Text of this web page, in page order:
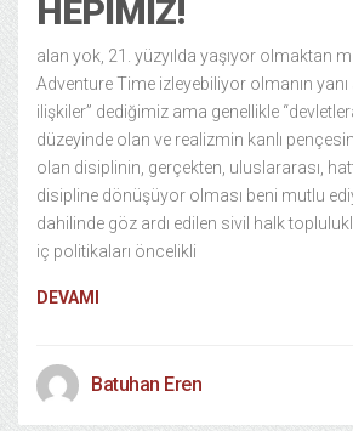
HEPIMIZ!
alan yok, 21. yüzyılda yaşıyor olmaktan
Adventure Time izleyebiliyor olmanın yanı
ilişkiler” dediğimiz ama genellikle
düzeyinde olan ve realizmin kanlı
olan disiplinin, gerçekten, uluslararası,
disipline dönüşüyor olması beni mutlu
dahilinde göz ardı edilen sivil halk
iç politikaları öncelikli
DEVAMI
Batuhan Eren